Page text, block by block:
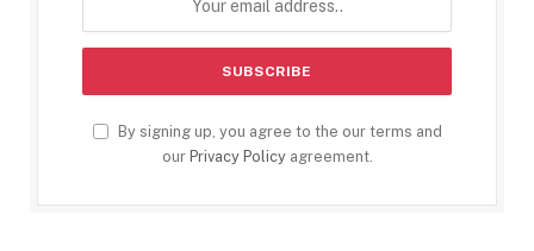
By signing up, you agree to the our terms and
our Privacy Policyagreement.